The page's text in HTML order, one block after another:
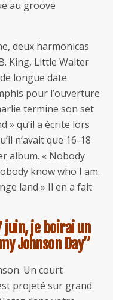
au groove
deux harmonicas
King, Little Walter
longue date
pour l’ouverture
termine son set
» qu’il a écrite lors
n’avait que 16-18
album. « Nobody
know who I am.
land » Il en a fait
juin, je boirai un
Johnson Day”
Un court
projeté sur grand